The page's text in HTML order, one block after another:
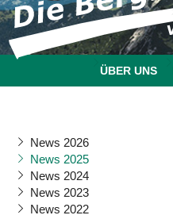
ÜBER UNS
News 2026
News 2025
News 2024
News 2023
News 2022